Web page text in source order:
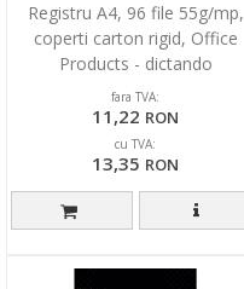
Registru A4, 96 file 55g/mp,
coperti carton rigid, Office
Products - dictando
fara TVA:
11,22 RON
cu TVA:
13,35 RON